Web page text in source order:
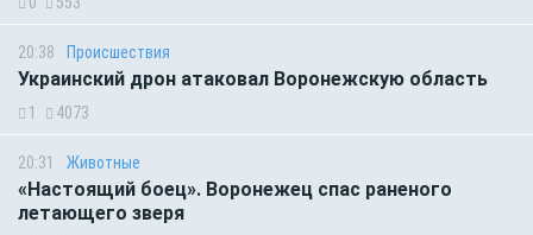
20:38 Происшествия
Украинский дрон атаковал Воронежскую область
1 4073
20:31 Животные
«Настоящий боец». Воронежец спас раненого
летающего зверя